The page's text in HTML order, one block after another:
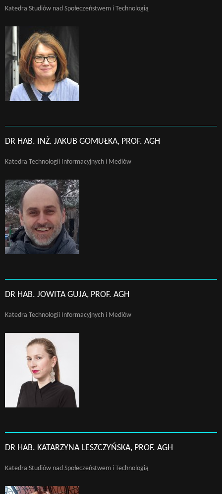
Katedra Studiów nad Społeczeństwem i Technologią
DR HAB. INŻ. JAKUB GOMUŁKA, PROF. AGH
Katedra Technologii Informacyjnych i Mediów
DR HAB. JOWITA GUJA, PROF. AGH
Katedra Technologii Informacyjnych i Mediów
DR HAB. KATARZYNA LESZCZYŃSKA, PROF. AGH
Katedra Studiów nad Społeczeństwem i Technologią